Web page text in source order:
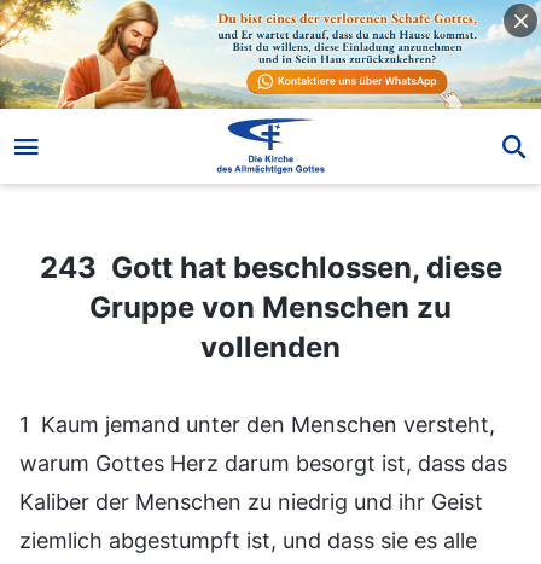
243 Gott hat beschlossen, diese
Gruppe von Menschen zu
vollenden
1 Kaum jemand unter den Menschen versteht,
warum Gottes Herz darum besorgt ist, dass das
Kaliber der Menschen zu niedrig und ihr Geist
ziemlich abgestumpft ist, und dass sie es alle